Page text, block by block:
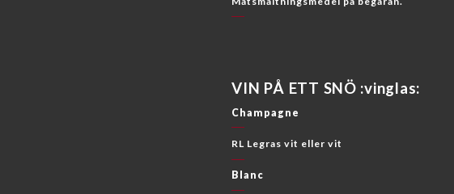
VIN PÅ ETT SNÖ :vinglas:
Champagne
RL Legras vit eller vit
Blanc